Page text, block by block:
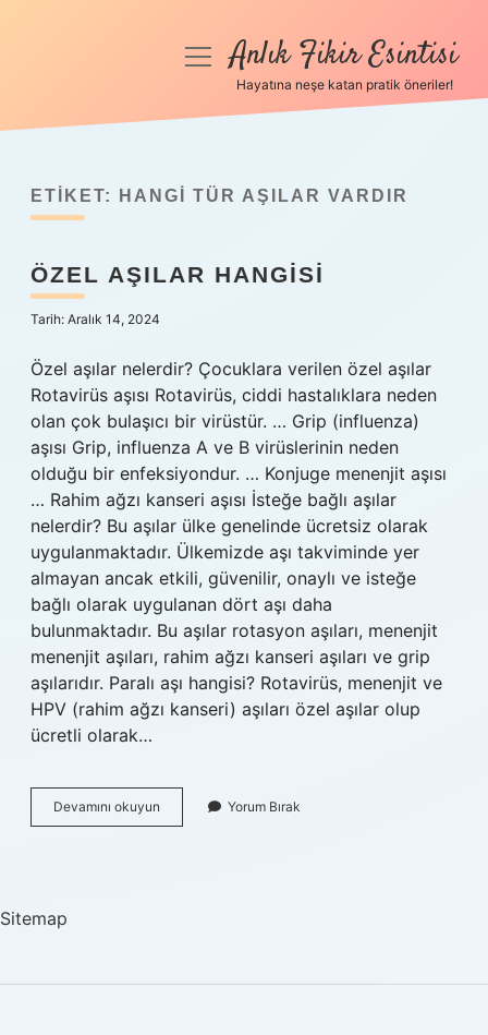
Anasayfa
Yasal Uyarı
Hakkımızda
menüyüAnlık Fikir Esintisi
Hayatına neşe katan pratik öneriler!
ETIKET: HANGI TÜR AŞILAR VARDIR
ÖZEL AŞILAR HANGISI
Tarih: Aralık 14, 2024
Özel aşılar nelerdir? Çocuklara verilen özel aşılar
Rotavirüs aşısı Rotavirüs, ciddi hastalıklara neden
olan çok bulaşıcı bir virüstür. … Grip (influenza)
aşısı Grip, influenza A ve B virüslerinin neden
olduğu bir enfeksiyondur. … Konjuge menenjit aşısı
… Rahim ağzı kanseri aşısı İsteğe bağlı aşılar
nelerdir? Bu aşılar ülke genelinde ücretsiz olarak
uygulanmaktadır. Ülkemizde aşı takviminde yer
almayan ancak etkili, güvenilir, onaylı ve isteğe
bağlı olarak uygulanan dört aşı daha
bulunmaktadır. Bu aşılar rotasyon aşıları, menenjit
menenjit aşıları, rahim ağzı kanseri aşıları ve grip
aşılarıdır. Paralı aşı hangisi? Rotavirüs, menenjit ve
HPV (rahim ağzı kanseri) aşıları özel aşılar olup
ücretli olarak…
Devamını okuyun
Aşılar
Yorum Bırak
Sitemap